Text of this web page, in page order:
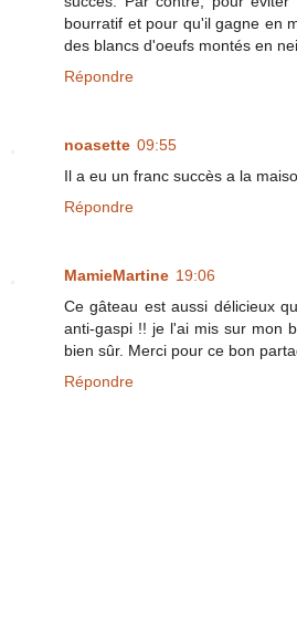
bourratif et pour qu'il gagne en
des blancs d'oeufs montés en
Répondre
noasette 09:55
Il a eu un franc succès a la
Répondre
MamieMartine 19:06
Ce gâteau est aussi délicieux
anti-gaspi !! je l'ai mis sur mon
bien sûr. Merci pour ce bon
Répondre